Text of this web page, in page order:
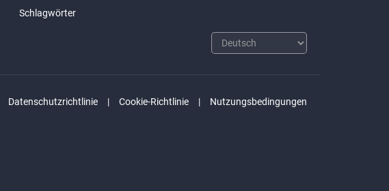
Schlagwörter
Datenschutzrichtlinie Cookie-Richtlinie Nutzungsbedingungen